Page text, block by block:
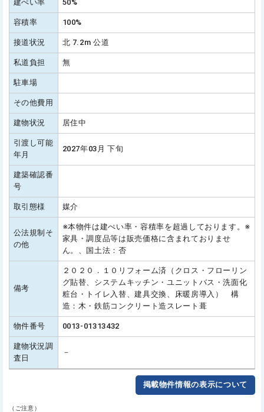
建ぺい率 50%
容積率 100%
接道状況 北 7.2m 公道
私道負担 無
駐車場
その他費用
建物状況 居住中
引渡し可能
年月
2027年03月 下旬
建築確認番
号
取引態様 媒介
公法規制そ
の他
※本物件は建ぺい率・容積率を超過しております。※
家具・調度品等は販売価格に含まれておりませ
ん。、国土法：否
備考
２０２０．１０リフォーム済（クロス・フローリン
グ貼替、システムキッチン・ユニットバス・洗面化
粧台・トイレ入替、建具交換、床暖房導入） 構
造：木・鉄筋コンクリート造スレート葺
物件番号 0013-01313432
建物状況調
査日
－
掲載物件情報の表示について
（ご注意）